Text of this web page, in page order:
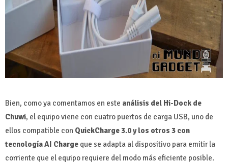
Bien, como ya comentamos en este análisis del Hi-Dock de
Chuwi, el equipo viene con cuatro puertos de carga USB, uno de
ellos compatible con QuickCharge 3.0 y los otros 3 con
tecnología AI Charge que se adapta al dispositivo para emitir la
corriente que el equipo requiere del modo más eficiente posible.